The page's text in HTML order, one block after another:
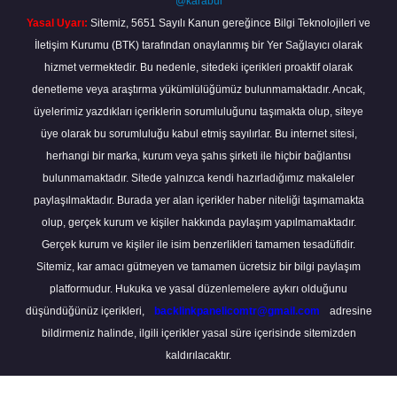
Yasal Uyarı: Sitemiz, 5651 Sayılı Kanun gereğince Bilgi Teknolojileri ve
İletişim Kurumu (BTK) tarafından onaylanmış bir Yer Sağlayıcı olarak
hizmet vermektedir. Bu nedenle, sitedeki içerikleri proaktif olarak
denetleme veya araştırma yükümlülüğümüz bulunmamaktadır. Ancak,
üyelerimiz yazdıkları içeriklerin sorumluluğunu taşımakta olup, siteye
üye olarak bu sorumluluğu kabul etmiş sayılırlar. Bu internet sitesi,
herhangi bir marka, kurum veya şahıs şirketi ile hiçbir bağlantısı
bulunmamaktadır. Sitede yalnızca kendi hazırladığımız makaleler
paylaşılmaktadır. Burada yer alan içerikler haber niteliği taşımamakta
olup, gerçek kurum ve kişiler hakkında paylaşım yapılmamaktadır.
Gerçek kurum ve kişiler ile isim benzerlikleri tamamen tesadüfidir.
Sitemiz, kar amacı gütmeyen ve tamamen ücretsiz bir bilgi paylaşım
platformudur. Hukuka ve yasal düzenlemelere aykırı olduğunu
düşündüğünüz içerikleri,
backlinkpanelicomtr@gmail.com
adresine
bildirmeniz halinde, ilgili içerikler yasal süre içerisinde sitemizden
kaldırılacaktır.